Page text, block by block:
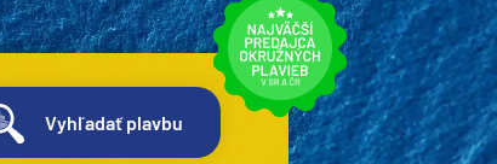
Vyhľadať plavbu